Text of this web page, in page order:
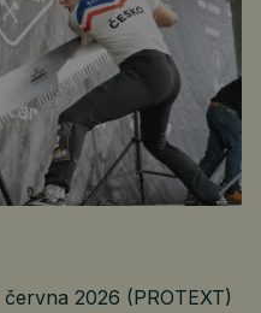
2026 (PROTEXT)